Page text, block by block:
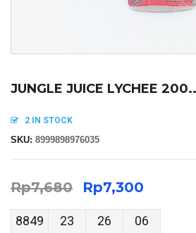
JUNGLE JUICE LYCHEE
2 IN STOCK
SKU: 8999898976035
Rp7,680 Rp7,300
8849 23 26 05